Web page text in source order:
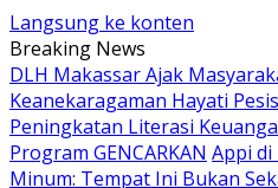
Langsung ke konten
Breaking News
DLH Makassar Ajak
Keanekaragaman Hayati
Peningkatan Literasi
Program GENCARKAN Appi di
Minum: Tempat Ini Bukan